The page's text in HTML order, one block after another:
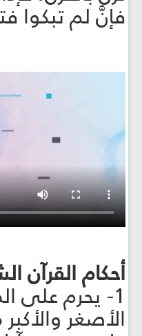
فإنَّ لم تبكوا
أحكام القرآن
1- يحرم على
الأصغر